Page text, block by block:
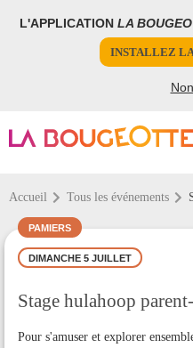
L'APPLICATION LA
INSTALLEZ
Accueil Tous les événements
PAMIERS
DIMANCHE 5 JUILLET
Stage hulahoop
Pour s'amuser et explorer
Votre inscription à la